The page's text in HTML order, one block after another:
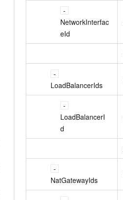
NetworkInterfac
eId
LoadBalancerIds
LoadBalancerI
d
NatGatewayIds